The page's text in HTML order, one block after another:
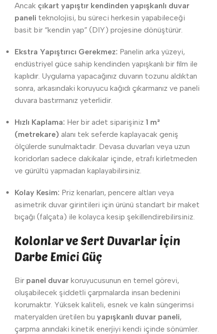
Ancak çıkart yapıştır kendinden yapışkanlı duvar
paneli teknolojisi, bu süreci herkesin yapabileceği
basit bir “kendin yap” (DIY) projesine dönüştürür.
Ekstra Yapıştırıcı Gerekmez: Panelin arka yüzeyi,
endüstriyel güce sahip kendinden yapışkanlı bir film ile
kaplıdır. Uygulama yapacağınız duvarın tozunu aldıktan
sonra, arkasındaki koruyucu kağıdı çıkarmanız ve paneli
duvara bastırmanız yeterlidir.
Hızlı Kaplama: Her bir adet siparişiniz 1 m²
(metrekare) alanı tek seferde kaplayacak geniş
ölçülerde sunulmaktadır. Devasa duvarları veya uzun
koridorları sadece dakikalar içinde, etrafı kirletmeden
ve gürültü yapmadan kaplayabilirsiniz.
Kolay Kesim: Priz kenarları, pencere altları veya
asimetrik duvar girintileri için ürünü standart bir maket
bıçağı (falçata) ile kolayca kesip şekillendirebilirsiniz.
Kolonlar ve Sert Duvarlar İçin
Darbe Emici Güç
Bir panel duvar koruyucusunun en temel görevi,
oluşabilecek şiddetli çarpmalarda insan bedenini
korumaktır. Yüksek kaliteli, esnek ve kalın süngerimsi
materyalden üretilen bu yapışkanlı duvar paneli,
çarpma anındaki kinetik enerjiyi kendi içinde sönümler.